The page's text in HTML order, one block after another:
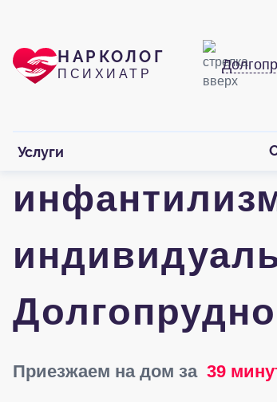
НАРКОЛОГ
ПСИХИАТР
Услуги
Терапия
Приезжаем на дом за39